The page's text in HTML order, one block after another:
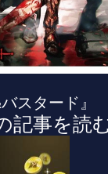
スタード』
記事を読